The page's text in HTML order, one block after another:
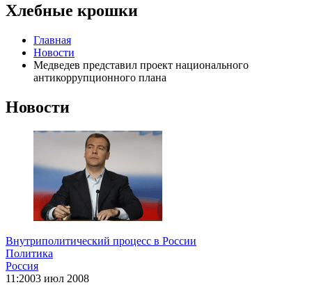
Хлебные крошки
Главная
Новости
Медведев представил проект национального
антикоррупционного плана
Новости
Внутриполитический процесс в России
Политика
Россия
11:2003 июл 2008